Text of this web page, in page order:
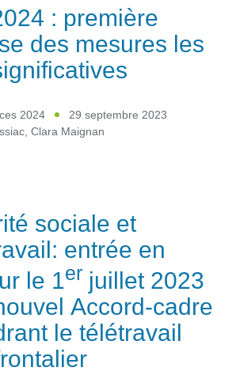
: première
des mesures les
2024
29 septembre 2023
,Clara Maignan
sociale et
entrée en
le 1er juillet 2023
Accord-cadre
le télétravail